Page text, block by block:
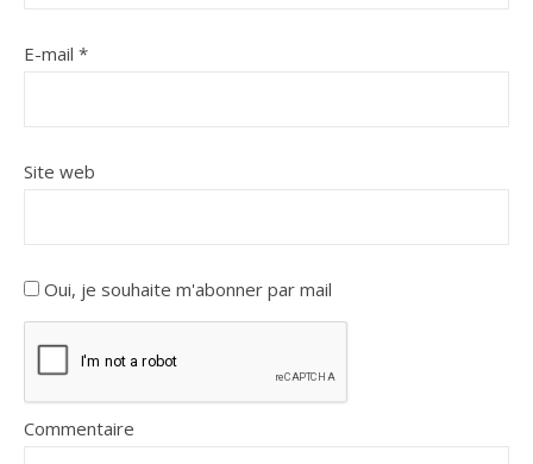
E-mail *
Site web
Oui, je souhaite m'abonner par mail
Commentaire